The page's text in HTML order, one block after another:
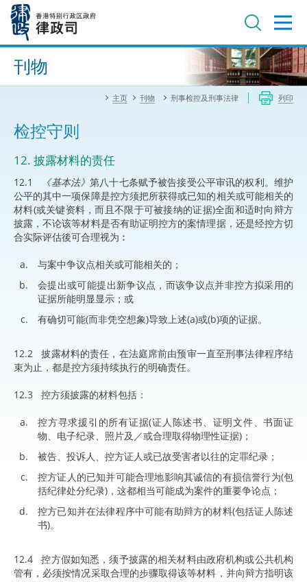
内
进阶搜寻
刊物
主页 刊物 刑事检控及刑事法律 列印
检控守则
12. 披露材料的责任
12.1 《基本法》第八十七条赋予被告接受公平审讯的权利。维护
公平的其中一项保障是控方须把所获得或已知的相关或可能相关的
材料(或关键资料，而且不限于可被接纳的证据)全面和适时向辩方
披露，不论该等材料是否有助证明控方的案情理据，还是经控方切
合实际评估後可合理视为︰
与案中争议点相关或可能相关的；
会提出或可能提出新争议点，而该争议点并非控方拟采用的
证据所能明显显示；或
有确切可能(而非凭空想象)导致上述(a)或(b)项的证据。
12.2 披露材料的责任，在法庭席前由预审一直至刑事法律程序结
束为止，都是控方须持续执行的明确责任。
12.3 控方须披露的材料包括：
控方寻求援引的所有证据(证人陈述书、证明文件、书面证
物、电子纪录、照片及／或合理取得物理性证据)；
被告、投诉人、控方证人或已故受害者以往的定罪纪录；
控方证人的已知并可能合理地影响其诚信的有损信誉行为(包
括纪律处分纪录)，这都相当可能成为案件的重要争论点；
控方已知并在法律程序中可能有助辩方的材料(包括证人陈述
书)。
12.4 控方假如知悉，须予披露的相关材料由政府机构或公共机构
管有，必须按情况采取合理的步骤取得该等材料，并向辩方指明该